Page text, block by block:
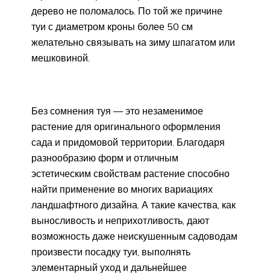
дерево не поломалось. По той же причине
туи с диаметром кроны более 50 см
желательно связывать на зиму шпагатом или
мешковиной.
Без сомнения туя — это незаменимое
растение для оригинального оформления
сада и придомовой территории. Благодаря
разнообразию форм и отличным
эстетическим свойствам растение способно
найти применение во многих вариациях
ландшафтного дизайна. А такие качества, как
выносливость и неприхотливость, дают
возможность даже неискушенным садоводам
произвести посадку туи, выполнять
элементарный уход и дальнейшее